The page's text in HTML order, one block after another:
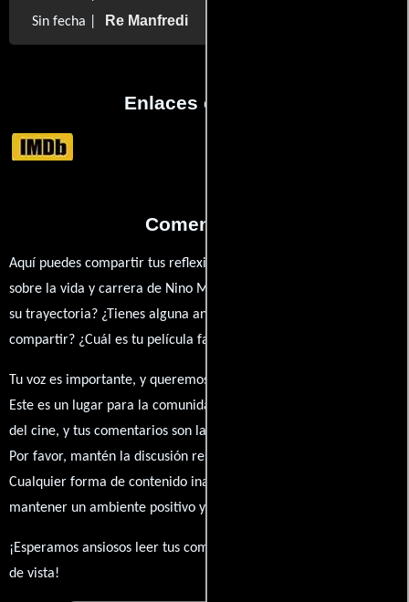
Sin fecha | Re Manfredi
Enlaces externos
Comentarios
Aquí puedes compartir tus reflexiones, anécdotas y opiniones
sobre la vida y carrera de Nino Musco. ¿Qué te ha inspirado de
su trayectoria? ¿Tienes alguna anécdota personal que desees
compartir? ¿Cuál es tu película favorita en la que ha participado?
Tu voz es importante, y queremos escuchar tus pensamientos.
Este es un lugar para la comunidad de admiradores y amantes
del cine, y tus comentarios son la esencia de esta conversación.
Por favor, mantén la discusión respetuosa y constructiva.
Cualquier forma de contenido inapropiado será eliminado para
mantener un ambiente positivo y enriquecedor para todos.
¡Esperamos ansiosos leer tus comentarios y conocer tus puntos
de vista!